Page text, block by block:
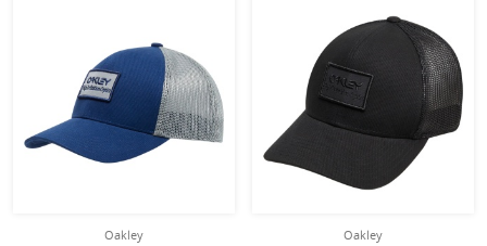
Oakley
Oakley